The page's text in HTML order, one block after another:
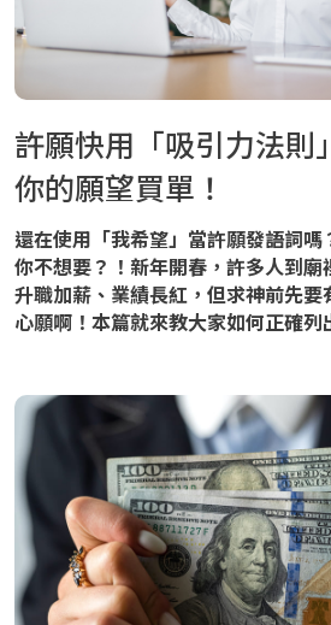
許願快用「吸引力法則
你的願望買單！
還在使用「我希望」當許願發語詞
你不想要？！新年開春，許多人到
升職加薪、業績長紅，但求神前先
心願啊！本篇就來教大家如何正確列